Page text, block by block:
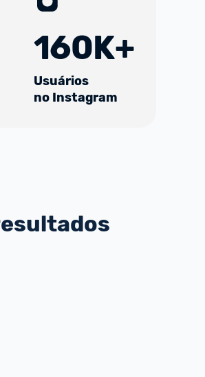
160K+
Usuários
no Instagram